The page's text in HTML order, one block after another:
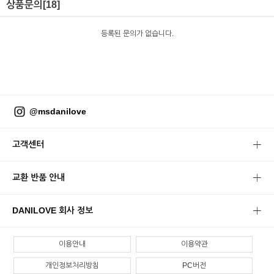
상품문의 [18]
등록된 문의가 없습니다.
@msdanilove
고객센터
교환 반품 안내
DANILOVE 회사 정보
이용안내 이용약관
개인정보처리방침 PC버전